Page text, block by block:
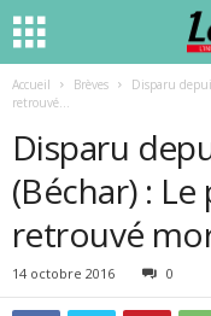
Accueil Brèves
Disparu
retrouvé...
Disparu
(Béchar) :
retrouvé
14 octobre 2016 0